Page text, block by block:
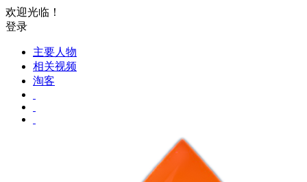
欢迎光临！
登录
主要人物
相关视频
淘客